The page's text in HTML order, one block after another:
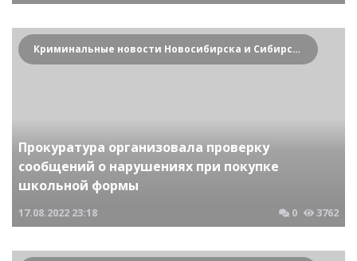
Криминальные новости Новосибирска и Сибирского региона
Прокуратура организовала проверку
сообщений о нарушениях при покупке
школьной формы
17.08.2022 23:18 0 3762